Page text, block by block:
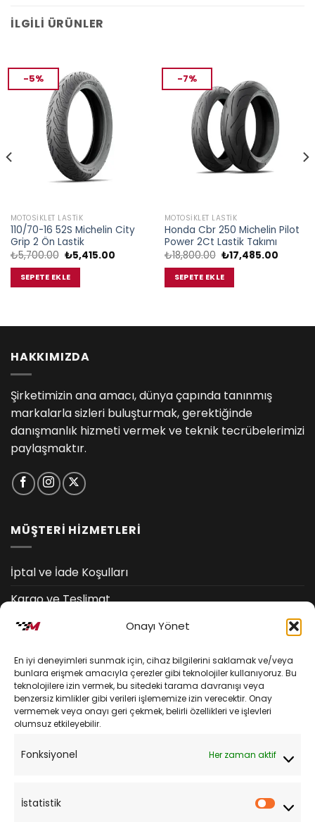
Onayı Yönet
En iyi deneyimleri sunmak için, cihaz bilgilerini saklamak ve/veya
bunlara erişmek amacıyla çerezler gibi teknolojiler kullanıyoruz. Bu
teknolojilere izin vermek, bu sitedeki tarama davranışı veya
benzersiz kimlikler gibi verileri işlememize izin verecektir. Onay
vermemek veya onayı geri çekmek, belirli özellikleri ve işlevleri
olumsuz etkileyebilir.
Fonksiyonel Her zaman aktif
İstatistik
İLGILI ÜRÜNLER
-5%
MOTOSIKLET LASTIK
110/70-16 52S Michelin City
Grip 2 Ön Lastik
₺5,700.00 Orijinal
fiyat:
₺5,700.00.
₺5,415.00Şu
SEPETE EKLE
-7%
MOTOSIKLET LASTIK
Honda Cbr 250 Michelin Pilot
Power 2Ct Lastik Takımı
₺18,800.00 Orijinal
fiyat:
₺18,800.00.
₺17,485.00Şu
SEPETE EKLE
HAKKIMIZDA
Şirketimizin ana amacı, dünya çapında tanınmış
markalarla sizleri buluşturmak, gerektiğinde
danışmanlık hizmeti vermek ve teknik tecrübelerimizi
paylaşmaktır.
MÜŞTERİ HİZMETLERİ
İptal ve İade Koşulları
Kargo ve Teslimat
Kişisel Verilerin Korunması
YARDIM
Müşteri Hizmetleri
Sipariş Takibi